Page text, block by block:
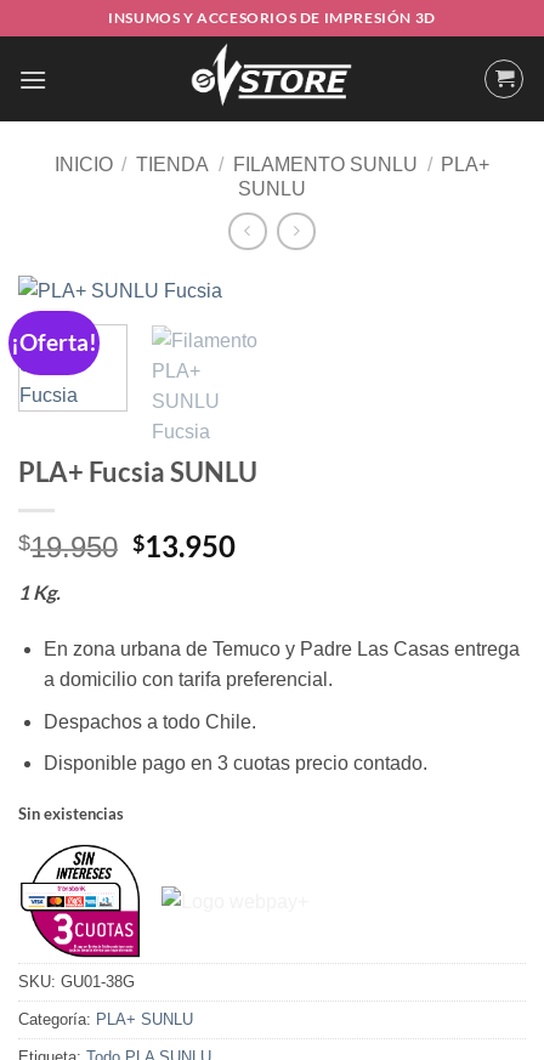
contenido
INSUMOS Y ACCESORIOS DE IMPRESIÓN 3D
INICIO / TIENDA / FILAMENTO SUNLU / PLA+
SUNLU
¡Oferta!
PLA+ Fucsia SUNLU
$19.950 El
era:
$19.950.
$13.950El
$13.950.
1 Kg.
En zona urbana de Temuco y Padre Las Casas entrega
a domicilio con tarifa preferencial.
Despachos a todo Chile.
Disponible pago en 3 cuotas precio contado.
Sin existencias
SKU: GU01-38G
Categoría: PLA+ SUNLU